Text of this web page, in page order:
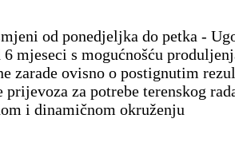
od ponedjeljka do petka -
6 mjeseci s mogućnošću
zarade ovisno o postignutim
prijevoza za potrebe terenskog
i dinamičnom okruženju